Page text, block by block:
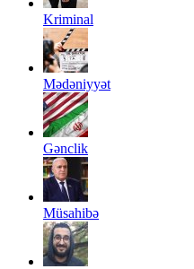
Kriminal
Mədəniyyət
Gənclik
Müsahibə